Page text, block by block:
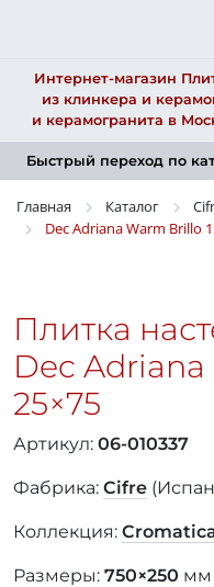
Интернет-магазин
из клинкера и
и керамогранита в
Быстрый переход по
Главная Каталог
Dec Adriana Warm Brillo 1
Плитка
Dec
25×75
Артикул: 06-010337
Фабрика: Cifre
Коллекция:
Размеры: 750×250 мм